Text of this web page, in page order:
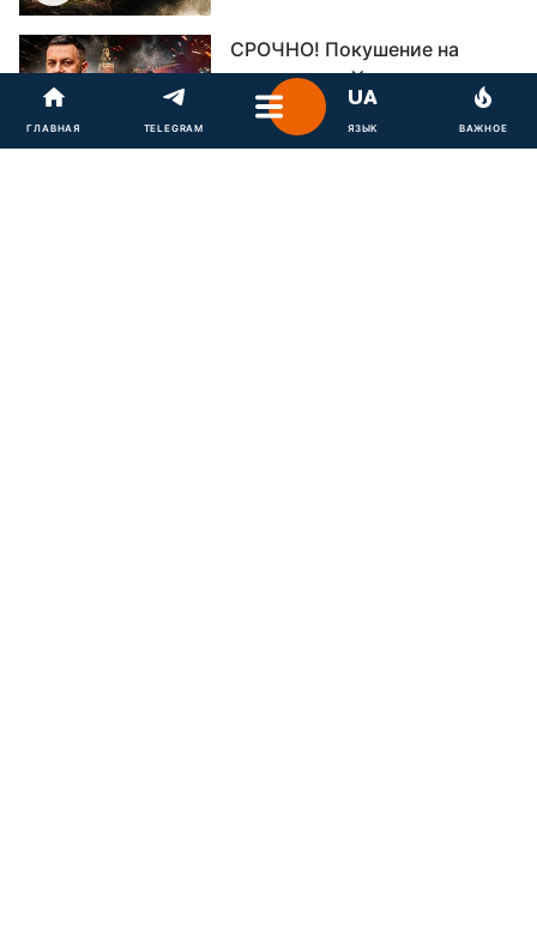
СРОЧНО! Покушение на
командира «Хартии»
Оболенского:...
ГЛАВНАЯ TELEGRAM ЯЗЫК ВАЖНОЕ